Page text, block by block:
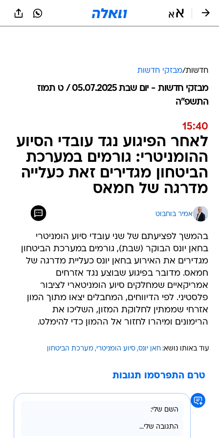
חדשות/מבזקי חדשות
מבזקי חדשות - יום שבת 05.07.2025 / ט תמוז
התשפ"ה
15:40
לאחר הפיגוע נגד עובדי הסיוע
ההומניטרי: גורמים במערכת
הביטחון מגדירים זאת כעלייה
מדרגה של חמאס
אמיר בוחבוט
בהמשך לפציעתם של שני עובדי סיוע הומניטרי
בחאן יונס הבוקר (שבת), גורמים במערכת הביטחון
מגדירים את האירוע בחאן יונס כעליית מדרגה של
חמאס. מדובר בפיגוע שבוצע נגד אזרחים
אמריקאיים שמחלקים סיוע הומניטארי לציבור
פלסטיני. לפי הדיווחים, המחבלים יצאו מתוך המון
אזרחי שממתין לחלוקת המזון, השליכו את
הרימונים ומיהרו לחזור אל ההמון כדי להימלט.
עוד באותו נושא: חאן יונס סיוע הומניטרי מערכת הביטחון
טרם התפרסמו תגובות